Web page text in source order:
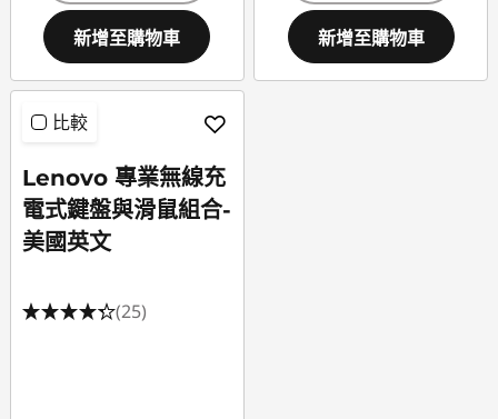
新增至購物車 新增至購物車
比較
Lenovo 專業無線充
電式鍵盤與滑鼠組合-
美國英文
(25)